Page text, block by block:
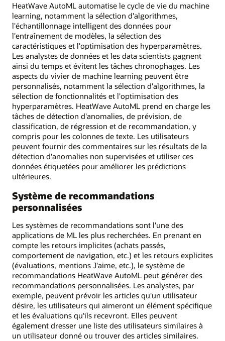
HeatWave AutoML automatise le cycle de vie du machine
learning, notamment la sélection d'algorithmes,
l'échantillonnage intelligent des données pour
l'entraînement de modèles, la sélection des
caractéristiques et l'optimisation des hyperparamètres.
Les analystes de données et les data scientists gagnent
ainsi du temps et évitent les tâches chronophages. Les
aspects du vivier de machine learning peuvent être
personnalisés, notamment la sélection d'algorithmes, la
sélection de fonctionnalités et l'optimisation des
hyperparamètres. HeatWave AutoML prend en charge les
tâches de détection d'anomalies, de prévision, de
classification, de régression et de recommandation, y
compris pour les colonnes de texte. Les utilisateurs
peuvent fournir des commentaires sur les résultats de la
détection d'anomalies non supervisées et utiliser ces
données étiquetées pour améliorer les prédictions
ultérieures.
Système de recommandations
personnalisées
Les systèmes de recommandations sont l'une des
applications de ML les plus recherchées. En prenant en
compte les retours implicites (achats passés,
comportement de navigation, etc.) et les retours explicites
(évaluations, mentions J'aime, etc.), le système de
recommandations HeatWave AutoML peut générer des
recommandations personnalisées. Les analystes, par
exemple, peuvent prévoir les articles qu'un utilisateur
désire, les utilisateurs qui aimeront un élément spécifique
et les évaluations qu'ils recevront. Elles peuvent
également dresser une liste des utilisateurs similaires à
un utilisateur donné ou trouver des articles similaires.